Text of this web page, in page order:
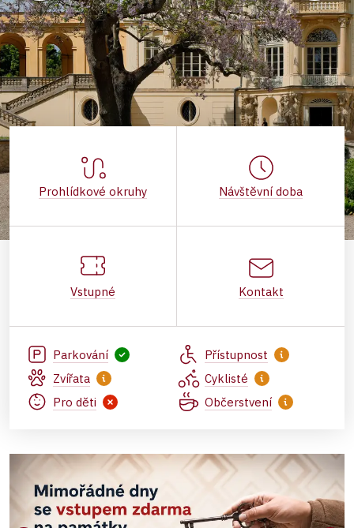
Prohlídkové okruhy Návštěvní doba
Vstupné Kontakt
Parkování
Přístupnost
Zvířata
Cyklisté
Pro děti
Občerstvení